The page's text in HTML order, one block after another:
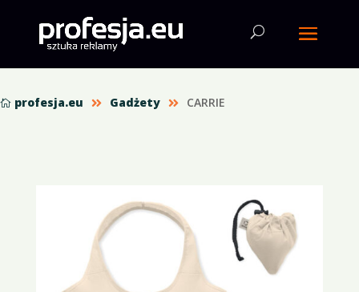
 profesja.eu  Gadżety  CARRIE